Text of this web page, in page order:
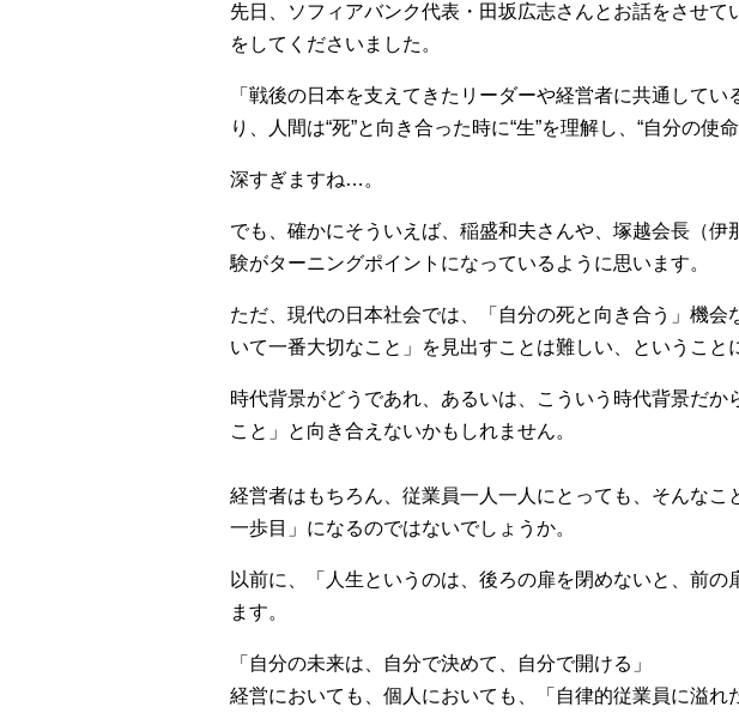
先日、ソフィアバンク代表・田坂広志さんとお話をさせ
をしてくださいました。
「戦後の日本を支えてきたリーダーや経営者に共通して
り、人間は“死”と向き合った時に“生”を理解し、“自分の使
深すぎますね…。
でも、確かにそういえば、稲盛和夫さんや、塚越会長（
験がターニングポイントになっているように思います。
ただ、現代の日本社会では、「自分の死と向き合う」機
いて一番大切なこと」を見出すことは難しい、ということ
時代背景がどうであれ、あるいは、こういう時代背景だ
こと」と向き合えないかもしれません。
経営者はもちろん、従業員一人一人にとっても、そんな
一歩目」になるのではないでしょうか。
以前に、「人生というのは、後ろの扉を閉めないと、前
ます。
「自分の未来は、自分で決めて、自分で開ける」
経営においても、個人においても、「自律的従業員に溢れ